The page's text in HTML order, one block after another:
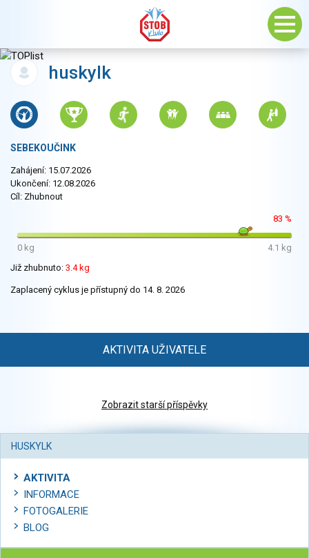
huskylk
SEBEKOUČINK
Zahájení: 15.07.2026
Ukončení: 12.08.2026
Cíl: Zhubnout
83 %
0 kg
4.1 kg
Již zhubnuto: 3.4 kg
Zaplacený cyklus je přístupný do 14. 8. 2026
AKTIVITA UŽIVATELE
Zobrazit starší příspěvky
HUSKYLK
AKTIVITA
INFORMACE
FOTOGALERIE
BLOG